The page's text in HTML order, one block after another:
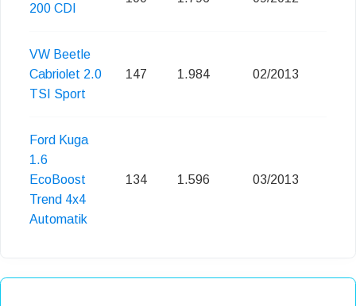
200 CDI
VW Beetle
Cabriolet 2.0
TSI Sport
147 1.984 02/2013
Ford Kuga
1.6
EcoBoost
Trend 4x4
Automatik
134 1.596 03/2013